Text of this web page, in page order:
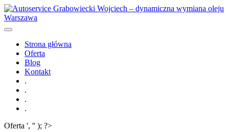
Strona główna
Oferta
Blog
Kontakt
.
.
.
.
Oferta ', '' ); ?>